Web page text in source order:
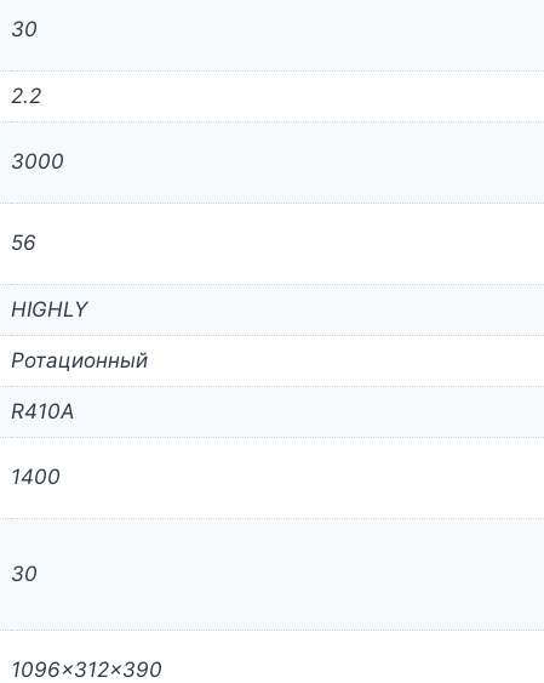
30
2.2
3000
56
HIGHLY
Ротационный
R410A
1400
30
1096x312x390